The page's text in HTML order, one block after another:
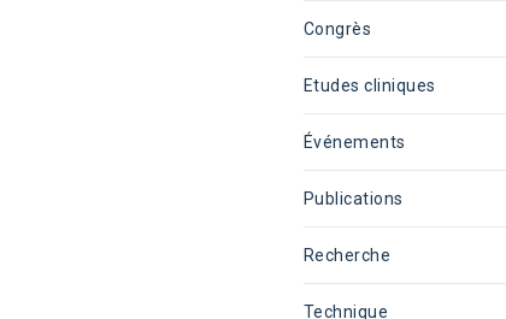
Congrès
Etudes cliniques
Événements
Publications
Recherche
Technique